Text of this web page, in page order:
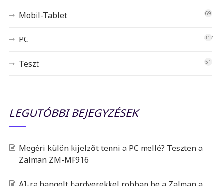
Mobil-Tablet 69
PC 312
Teszt 51
LEGUTÓBBI BEJEGYZÉSEK
Megéri külön kijelzőt tenni a PC mellé? Teszten a
Zalman ZM-MF916